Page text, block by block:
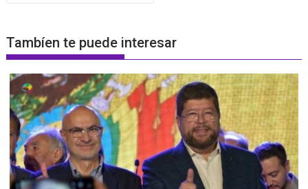
Tambíen te puede interesar